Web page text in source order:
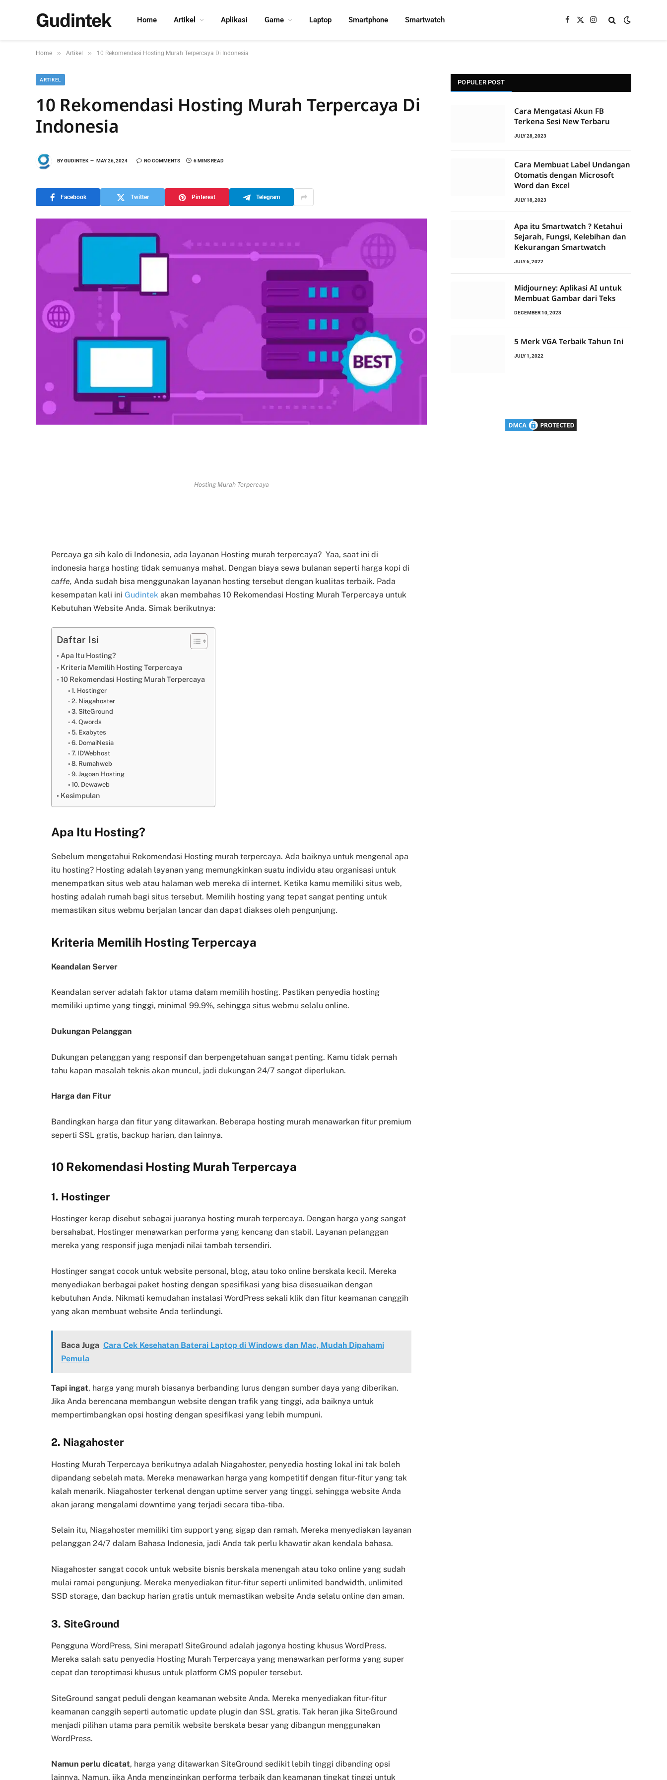
Gudintek Home Artikel Aplikasi Game Laptop Smartphone Smartwatch Facebook
X
Instagram
Home » Artikel » 10 Rekomendasi Hosting Murah Terpercaya Di Indonesia
ARTIKEL
10 Rekomendasi Hosting Murah Terpercaya Di
Indonesia
BYGUDINTEK MAY 26, 2024 NO COMMENTS 6 MINS READ
Facebook Twitter Pinterest Telegram
Hosting Murah Terpercaya
Percaya ga sih kalo di Indonesia, ada layanan Hosting murah terpercaya? Yaa, saat ini di
indonesia harga hosting tidak semuanya mahal. Dengan biaya sewa bulanan seperti harga kopi di
caffe, Anda sudah bisa menggunakan layanan hosting tersebut dengan kualitas terbaik. Pada
kesempatan kali ini Gudintek akan membahas 10 Rekomendasi Hosting Murah Terpercaya untuk
Kebutuhan Website Anda. Simak berikutnya:
Daftar Isi
Apa Itu Hosting?
Kriteria Memilih Hosting Terpercaya
10 Rekomendasi Hosting Murah Terpercaya
1. Hostinger
2. Niagahoster
3. SiteGround
4. Qwords
5. Exabytes
6. DomaiNesia
7. IDWebhost
8. Rumahweb
9. Jagoan Hosting
10. Dewaweb
Kesimpulan
Apa Itu Hosting?
Sebelum mengetahui Rekomendasi Hosting murah terpercaya. Ada baiknya untuk mengenal apa
itu hosting? Hosting adalah layanan yang memungkinkan suatu individu atau organisasi untuk
menempatkan situs web atau halaman web mereka di internet. Ketika kamu memiliki situs web,
hosting adalah rumah bagi situs tersebut. Memilih hosting yang tepat sangat penting untuk
memastikan situs webmu berjalan lancar dan dapat diakses oleh pengunjung.
Kriteria Memilih Hosting Terpercaya
Keandalan Server
Keandalan server adalah faktor utama dalam memilih hosting. Pastikan penyedia hosting
memiliki uptime yang tinggi, minimal 99.9%, sehingga situs webmu selalu online.
Dukungan Pelanggan
Dukungan pelanggan yang responsif dan berpengetahuan sangat penting. Kamu tidak pernah
tahu kapan masalah teknis akan muncul, jadi dukungan 24/7 sangat diperlukan.
Harga dan Fitur
Bandingkan harga dan fitur yang ditawarkan. Beberapa hosting murah menawarkan fitur premium
seperti SSL gratis, backup harian, dan lainnya.
10 Rekomendasi Hosting Murah Terpercaya
1. Hostinger
Hostinger kerap disebut sebagai juaranya hosting murah terpercaya. Dengan harga yang sangat
bersahabat, Hostinger menawarkan performa yang kencang dan stabil. Layanan pelanggan
mereka yang responsif juga menjadi nilai tambah tersendiri.
Hostinger sangat cocok untuk website personal, blog, atau toko online berskala kecil. Mereka
menyediakan berbagai paket hosting dengan spesifikasi yang bisa disesuaikan dengan
kebutuhan Anda. Nikmati kemudahan instalasi WordPress sekali klik dan fitur keamanan canggih
yang akan membuat website Anda terlindungi.
Baca Juga Cara Cek Kesehatan Baterai Laptop di Windows dan Mac, Mudah Dipahami
Pemula
Tapi ingat, harga yang murah biasanya berbanding lurus dengan sumber daya yang diberikan.
Jika Anda berencana membangun website dengan trafik yang tinggi, ada baiknya untuk
mempertimbangkan opsi hosting dengan spesifikasi yang lebih mumpuni.
2. Niagahoster
Hosting Murah Terpercaya berikutnya adalah Niagahoster, penyedia hosting lokal ini tak boleh
dipandang sebelah mata. Mereka menawarkan harga yang kompetitif dengan fitur-fitur yang tak
kalah menarik. Niagahoster terkenal dengan uptime server yang tinggi, sehingga website Anda
akan jarang mengalami downtime yang terjadi secara tiba-tiba.
Selain itu, Niagahoster memiliki tim support yang sigap dan ramah. Mereka menyediakan layanan
pelanggan 24/7 dalam Bahasa Indonesia, jadi Anda tak perlu khawatir akan kendala bahasa.
Niagahoster sangat cocok untuk website bisnis berskala menengah atau toko online yang sudah
mulai ramai pengunjung. Mereka menyediakan fitur-fitur seperti unlimited bandwidth, unlimited
SSD storage, dan backup harian gratis untuk memastikan website Anda selalu online dan aman.
3. SiteGround
Pengguna WordPress, Sini merapat! SiteGround adalah jagonya hosting khusus WordPress.
Mereka salah satu penyedia Hosting Murah Terpercaya yang menawarkan performa yang super
cepat dan teroptimasi khusus untuk platform CMS populer tersebut.
SiteGround sangat peduli dengan keamanan website Anda. Mereka menyediakan fitur-fitur
keamanan canggih seperti automatic update plugin dan SSL gratis. Tak heran jika SiteGround
menjadi pilihan utama para pemilik website berskala besar yang dibangun menggunakan
WordPress.
Namun perlu dicatat, harga yang ditawarkan SiteGround sedikit lebih tinggi dibanding opsi
lainnya. Namun, jika Anda menginginkan performa terbaik dan keamanan tingkat tinggi untuk
POPULER POST
Cara Mengatasi Akun FB
Terkena Sesi New Terbaru
JULY 28, 2023
Cara Membuat Label Undangan
Otomatis dengan Microsoft
Word dan Excel
JULY 18, 2023
Apa itu Smartwatch ? Ketahui
Sejarah, Fungsi, Kelebihan dan
Kekurangan Smartwatch
JULY 6, 2022
Midjourney: Aplikasi AI untuk
Membuat Gambar dari Teks
DECEMBER 10, 2023
5 Merk VGA Terbaik Tahun Ini
JULY 1, 2022